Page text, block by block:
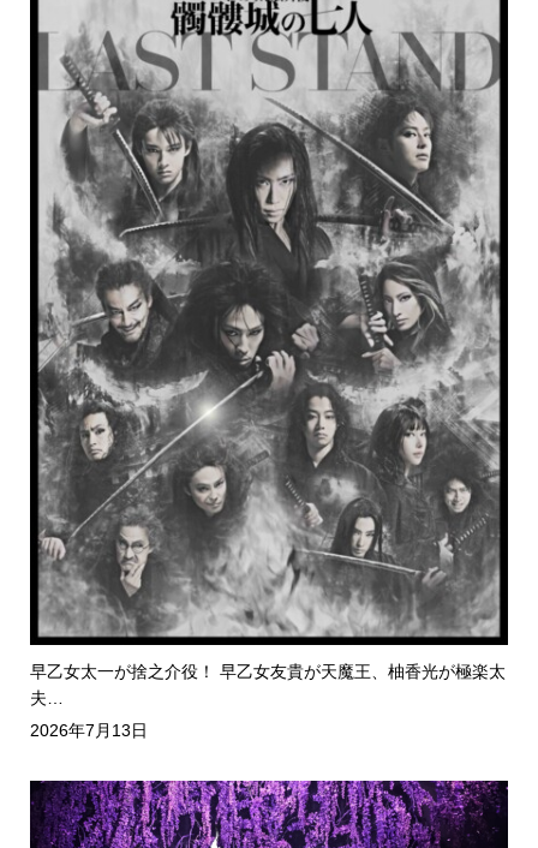
早乙女太一が捨之介役！ 早乙女友貴が天魔王、柚香光が極楽太
夫…
2026年7月13日